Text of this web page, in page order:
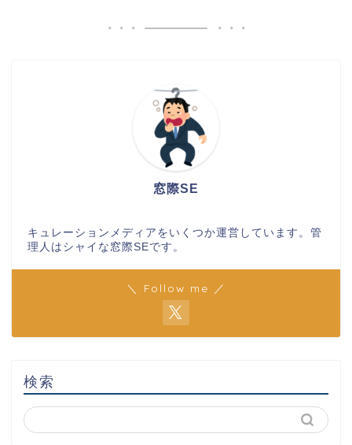
窓際SE
キュレーションメディアをいくつか運営しています。管
理人はシャイな窓際SEです。
＼ Follow me ／
検索